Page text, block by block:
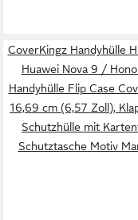
CoverKingz Handyhülle
Huawei Nova 9 /
Handyhülle Flip Case
16,69 cm (6,57 Zoll),
Schutzhülle mit
Schutztasche Motiv